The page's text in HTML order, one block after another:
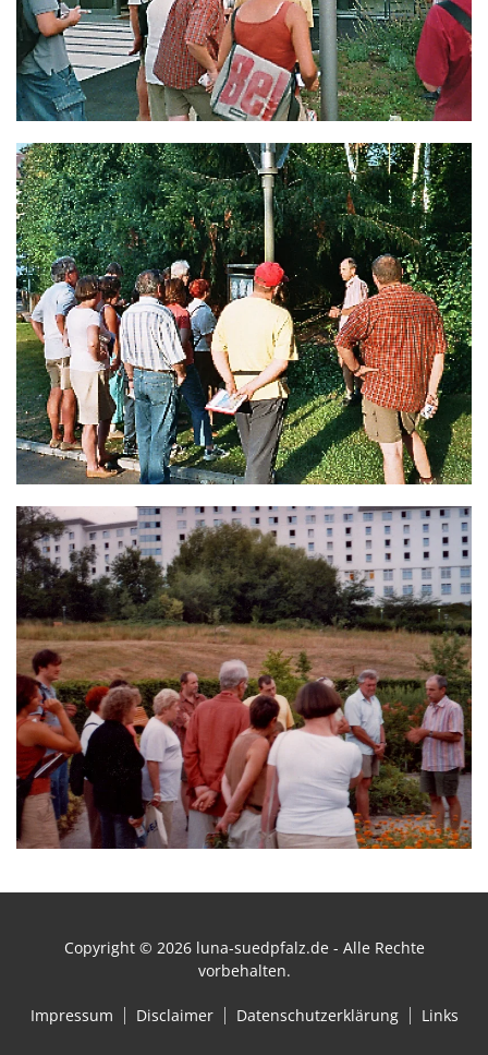
Copyright © 2026luna-suedpfalz.de - Alle Rechte
vorbehalten.
Impressum Disclaimer Datenschutzerklärung Links